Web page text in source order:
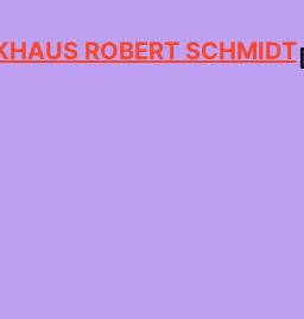
ROBERT SCHMIDT